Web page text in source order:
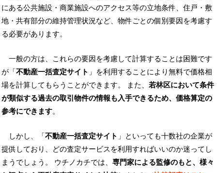
にある公共施設・商業施設へのアクセス等の立地条件、住戸・敷
地・共有部分の維持管理状況など、物件ごとの個別要因を考慮す
る必要があります。
一般の方は、これらの要因を考慮して計算することは困難です
が「不動産一括査定サイト 」を利用することにより無料で価格相
場を計算してもらうことができます。 また、 若林区において条件
が類似する過去の取引物件の情報も入手できるため、価格算定の
参考にできます。
しかし、「不動産一括査定サイト 」といっても十数社の企業が
提供しており、どの査定サービスを利用すればいいのか迷ってし
まうでしょう。 ウチノカチでは、 専門家による監修のもと、様々